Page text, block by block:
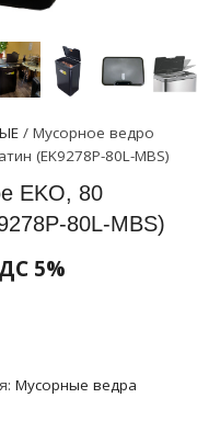
/ Мусорное ведро
(EK9278P-80L-MBS)
EKO, 80
80L-MBS)
5%
Мусорные ведра